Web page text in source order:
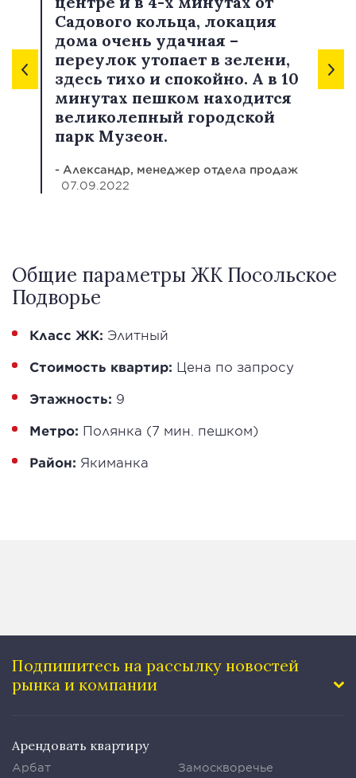
Садового кольца, локация
дома очень удачная –
переулок утопает в зелени,
здесь тихо и спокойно. А в 10
минутах пешком находится
великолепный городской
парк Музеон.
- Александр, менеджер отдела продаж
07.09.2022
Общие параметры ЖК Посольское
Подворье
Класс ЖК: Элитный
Стоимость квартир: Цена по запросу
Этажность: 9
Метро: Полянка (7 мин. пешком)
Район: Якиманка
Подпишитесь на рассылку новостей
рынка и компании
Арендовать квартиру
Арбат
Замоскворечье